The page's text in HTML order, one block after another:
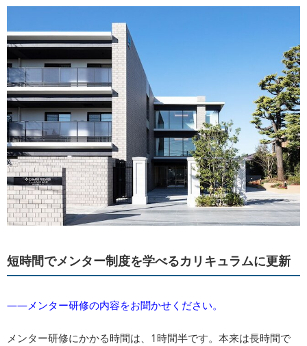
短時間でメンター制度を学べるカリキュラムに更新
――メンター研修の内容をお聞かせください。
メンター研修にかかる時間は、1時間半です。本来は長時間で